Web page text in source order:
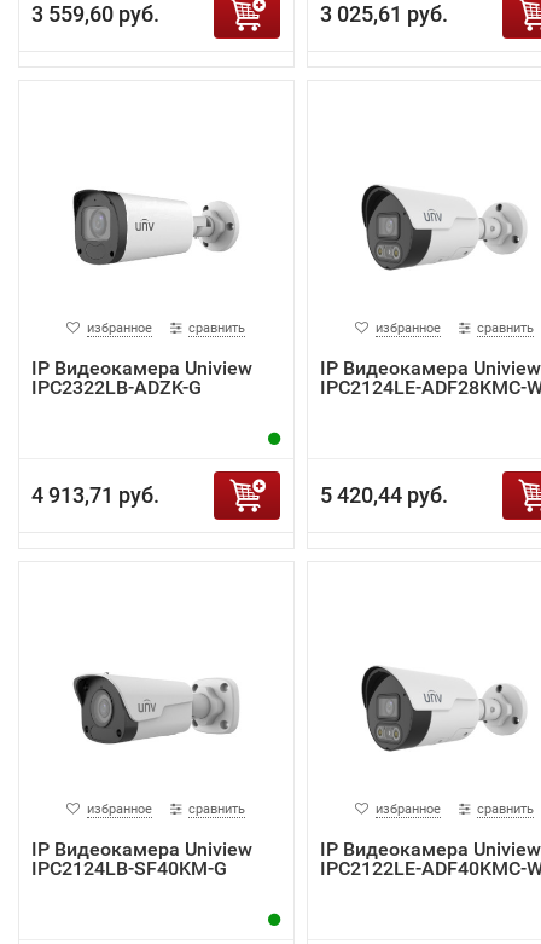
3 559,60 руб. 3 025,61 руб.
избранное сравнить
IP Видеокамера Uniview
IPC2322LB-ADZK-G
4 913,71 руб.
избранное сравнить
IP Видеокамера Uniview
IPC2124LE-ADF28KMC-
5 420,44 руб.
избранное сравнить
IP Видеокамера Uniview
IPC2124LB-SF40KM-G
избранное сравнить
IP Видеокамера Uniview
IPC2122LE-ADF40KMC-